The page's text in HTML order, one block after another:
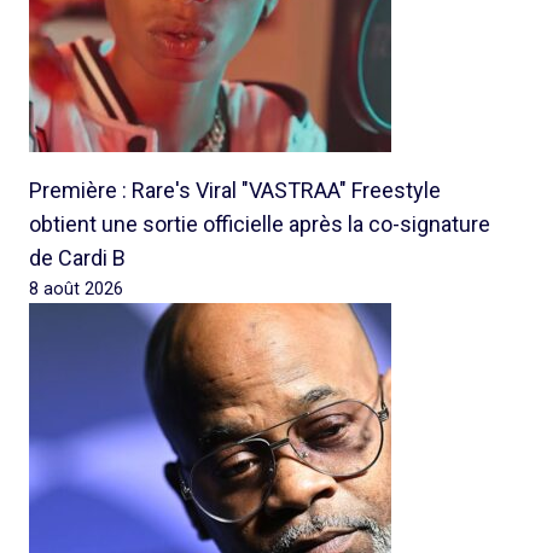
Première : Rare's Viral "VASTRAA" Freestyle
obtient une sortie officielle après la co-signature
de Cardi B
8 août 2026